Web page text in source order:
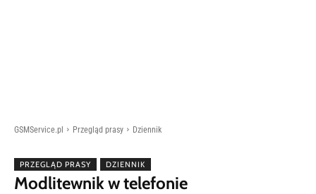
GSMService.pl Przegląd prasy Dziennik
PRZEGLĄD PRASY DZIENNIK
Modlitewnik w telefonie